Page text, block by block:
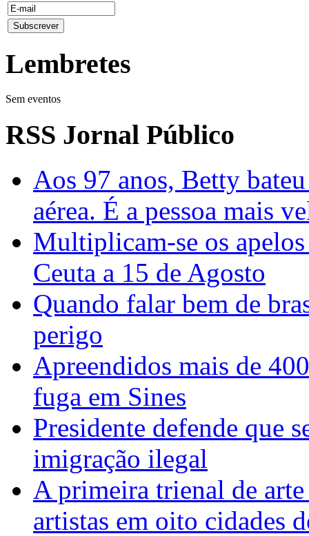
Lembretes
Sem eventos
RSS Jornal Público
Aos 97 anos, Betty
aérea. É a pessoa mais
Multiplicam-se os apelos
Ceuta a 15 de Agosto
Quando falar bem de
perigo
Apreendidos mais de
fuga em Sines
Presidente defende que
imigração ilegal
A primeira trienal de
artistas em oito cidades